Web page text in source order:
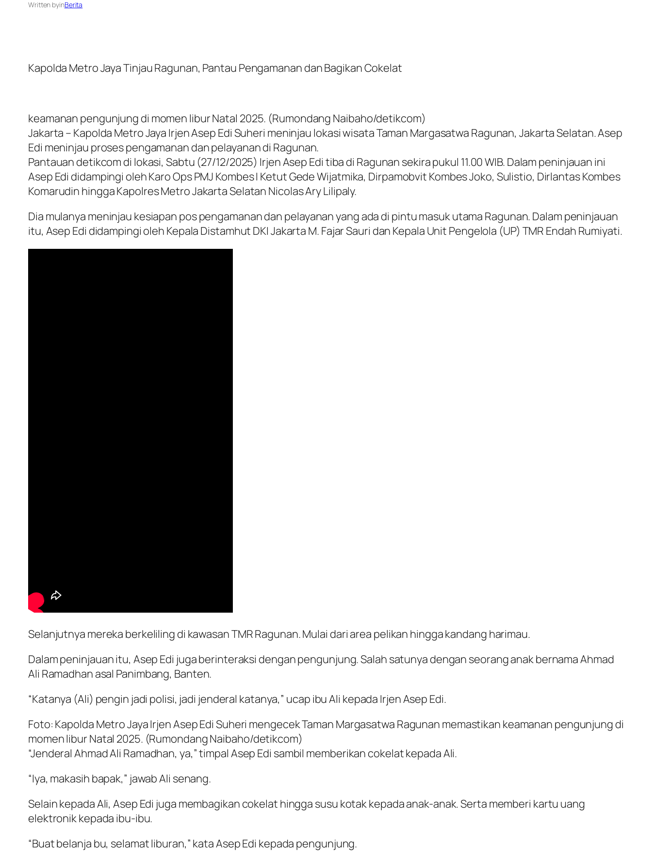
Written byinBerita
Kapolda Metro Jaya Tinjau Ragunan, Pantau Pengamanan dan Bagikan Cokelat
keamanan pengunjung di momen libur Natal 2025. (Rumondang Naibaho/detikcom)
Jakarta – Kapolda Metro Jaya Irjen Asep Edi Suheri meninjau lokasi wisata Taman Margasatwa Ragunan, Jakarta Selatan. Asep
Edi meninjau proses pengamanan dan pelayanan di Ragunan.
Pantauan detikcom di lokasi, Sabtu (27/12/2025) Irjen Asep Edi tiba di Ragunan sekira pukul 11.00 WIB. Dalam peninjauan ini
Asep Edi didampingi oleh Karo Ops PMJ Kombes I Ketut Gede Wijatmika, Dirpamobvit Kombes Joko, Sulistio, Dirlantas Kombes
Komarudin hingga Kapolres Metro Jakarta Selatan Nicolas Ary Lilipaly.
Dia mulanya meninjau kesiapan pos pengamanan dan pelayanan yang ada di pintu masuk utama Ragunan. Dalam peninjauan
itu, Asep Edi didampingi oleh Kepala Distamhut DKI Jakarta M. Fajar Sauri dan Kepala Unit Pengelola (UP) TMR Endah Rumiyati.
Selanjutnya mereka berkeliling di kawasan TMR Ragunan. Mulai dari area pelikan hingga kandang harimau.
Dalam peninjauan itu, Asep Edi juga berinteraksi dengan pengunjung. Salah satunya dengan seorang anak bernama Ahmad
Ali Ramadhan asal Panimbang, Banten.
“Katanya (Ali) pengin jadi polisi, jadi jenderal katanya,” ucap ibu Ali kepada Irjen Asep Edi.
Foto: Kapolda Metro Jaya Irjen Asep Edi Suheri mengecek Taman Margasatwa Ragunan memastikan keamanan pengunjung di
momen libur Natal 2025. (Rumondang Naibaho/detikcom)
“Jenderal Ahmad Ali Ramadhan, ya,” timpal Asep Edi sambil memberikan cokelat kepada Ali.
“Iya, makasih bapak,” jawab Ali senang.
Selain kepada Ali, Asep Edi juga membagikan cokelat hingga susu kotak kepada anak-anak. Serta memberi kartu uang
elektronik kepada ibu-ibu.
“Buat belanja bu, selamat liburan,” kata Asep Edi kepada pengunjung.